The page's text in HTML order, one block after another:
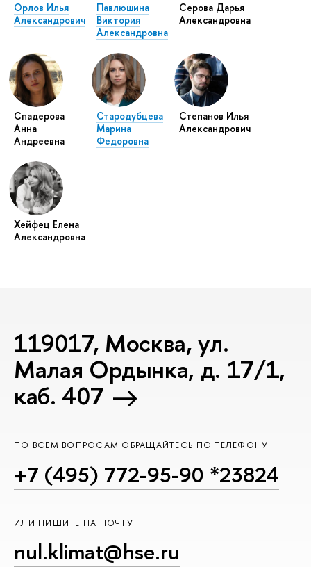
Орлов Илья
Александрович
Павлюшина
Виктория
Александровна
Серова Дарья
Александровна
Спадерова
Анна
Андреевна
Стародубцева
Марина
Федоровна
Степанов Илья
Александрович
Хейфец Елена
Александровна
119017, Москва, ул.
Малая Ордынка, д. 17/1,
каб. 407
ПО ВСЕМ ВОПРОСАМ ОБРАЩАЙТЕСЬ ПО ТЕЛЕФОНУ
+7 (495) 772-95-90 *23824
ИЛИ ПИШИТЕ НА ПОЧТУ
nul.klimat@hse.ru